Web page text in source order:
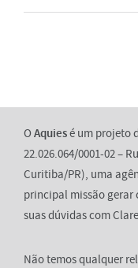
OAquiesé um projeto
22.026.064/0001-02 –
Curitiba/PR), uma
principal missão gerar
suas dúvidas com
Não temos qualquer